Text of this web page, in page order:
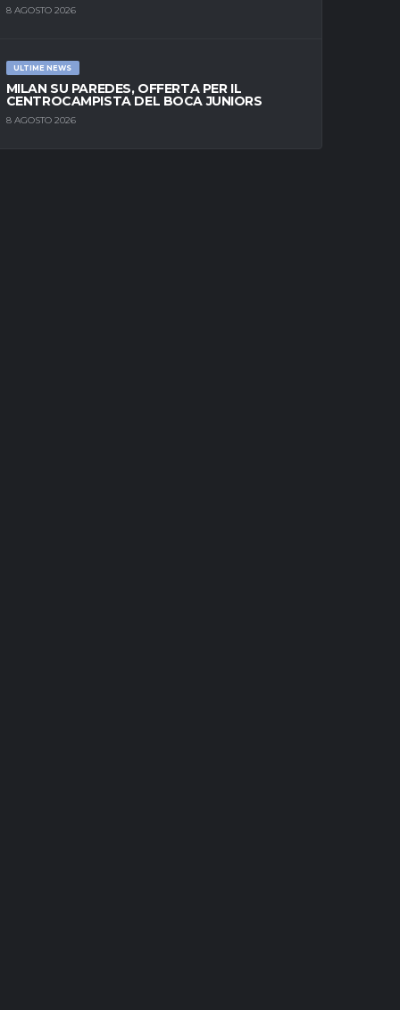
8 AGOSTO 2026
ULTIME NEWS
MILAN SU PAREDES, OFFERTA PER IL
CENTROCAMPISTA DEL BOCA JUNIORS
8 AGOSTO 2026